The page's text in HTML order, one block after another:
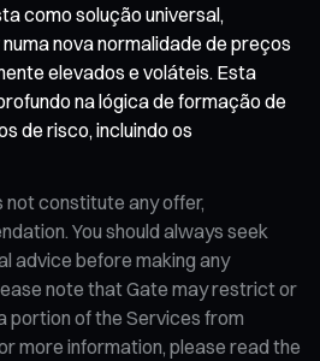
como solução universal,
nova normalidade de preços
elevados e voláteis. Esta
na lógica de formação de
de risco, incluindo os
not constitute any offer,
You should always seek
advice before making any
note that Gate may restrict or
portion of the Services from
more information, please read the